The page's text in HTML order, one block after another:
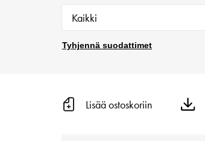
Tyhjennä suodattimet
Lisää ostoskoriin